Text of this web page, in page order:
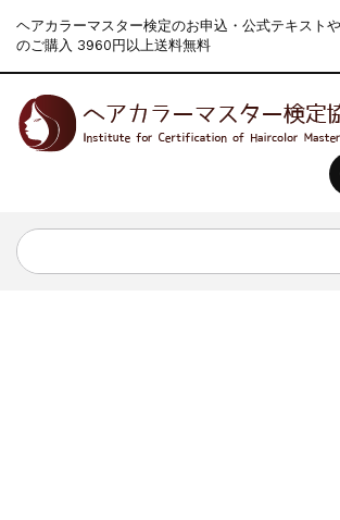
ヘアカラーマスター検定のお申込・公式テキスト
のご購入 3960円以上送料無料